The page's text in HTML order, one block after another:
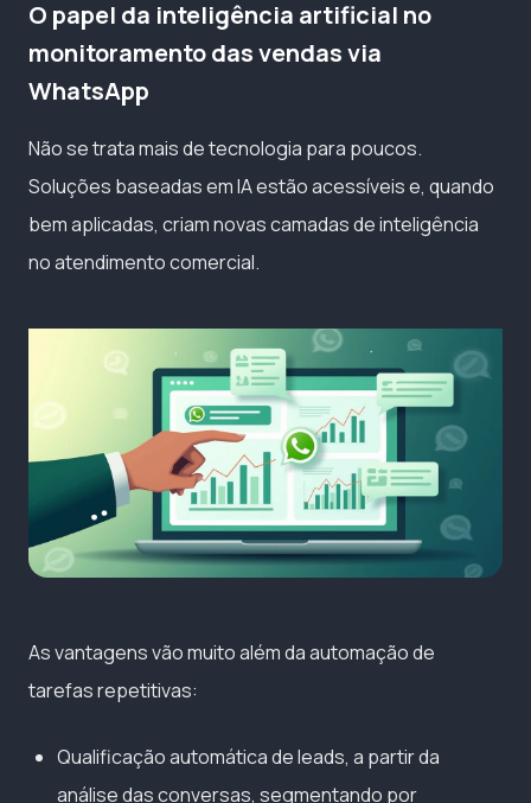
O papel da inteligência artificial no
monitoramento das vendas via
WhatsApp
Não se trata mais de tecnologia para poucos.
Soluções baseadas em IA estão acessíveis e, quando
bem aplicadas, criam novas camadas de inteligência
no atendimento comercial.
As vantagens vão muito além da automação de
tarefas repetitivas:
Qualificação automática de leads, a partir da
análise das conversas, segmentando por